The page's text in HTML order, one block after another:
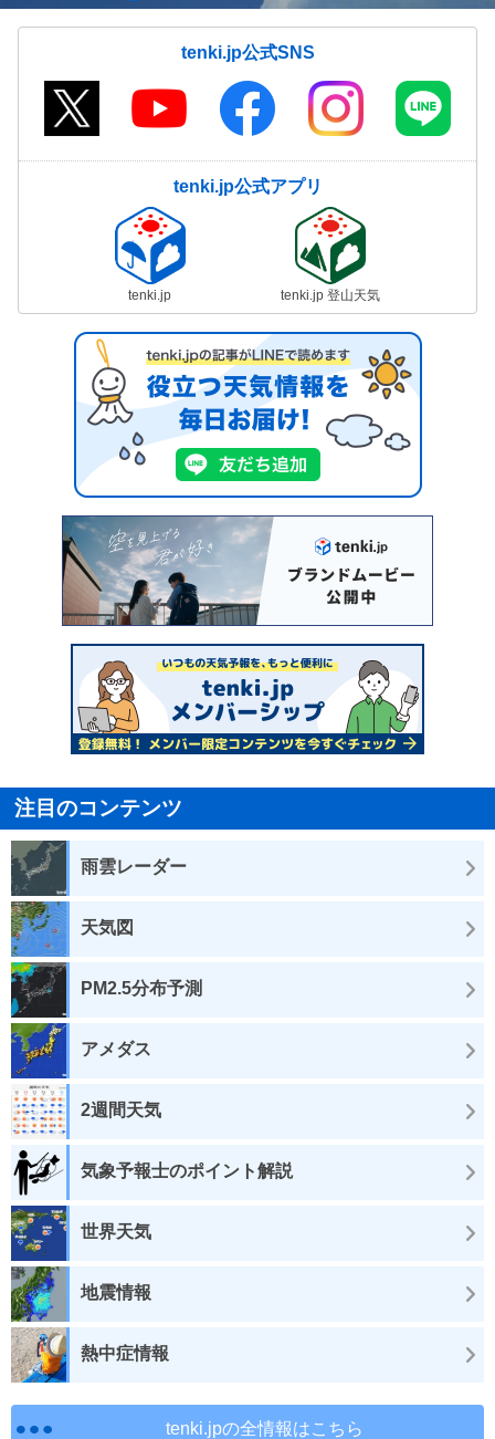
tenki.jp公式SNS
tenki.jp公式アプリ
tenki.jp tenki.jp 登山天気
注目のコンテンツ
雨雲レーダー
天気図
PM2.5分布予測
アメダス
2週間天気
気象予報士のポイント解説
世界天気
地震情報
熱中症情報
tenki.jpの全情報はこちら